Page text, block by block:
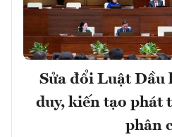
Sửa đổi Luật
duy, kiến tạo phát
phân